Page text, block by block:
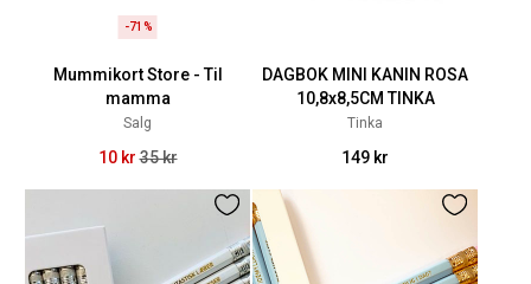
-71%
Mummikort Store - Til
mamma
Salg
10 kr 35 kr
DAGBOK MINI KANIN ROSA
10,8x8,5CM TINKA
Tinka
149 kr